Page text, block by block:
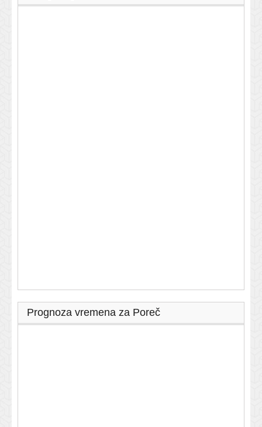
Prognoza vremena za Poreč